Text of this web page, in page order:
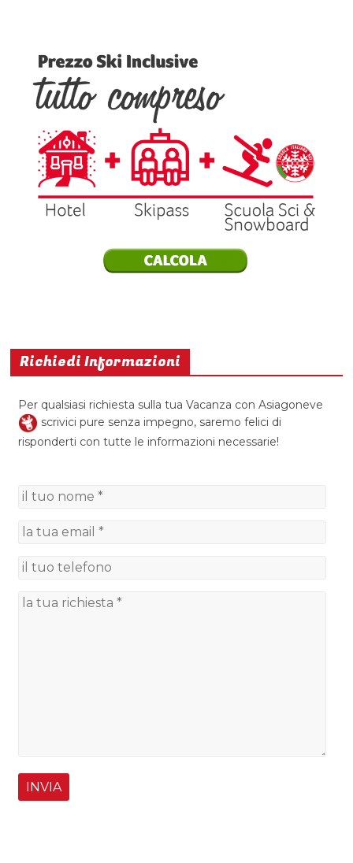
Richiedi Informazioni
Per qualsiasi richiesta sulla tua Vacanza con Asiagoneve
scrivici pure senza impegno, saremo felici di
risponderti con tutte le informazioni necessarie!